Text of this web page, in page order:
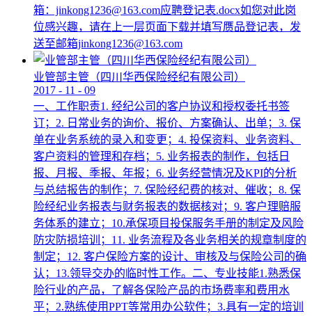
箱：jinkong1236@163.com应聘登记表.docx如您对此岗
位感兴趣，请在上一层页面下载并填写赝品登记表，发
送至邮箱jinkong1236@163.com
业管部主管（四川华西保险经纪有限公司）
2017 - 11 - 09
一、工作职责1. 经纪公司的客户协议和授权委托书签
订；2. 日常业务的询价、报价、方案确认、出单；3. 保
单在业务系统的录入和变更；4. 投保资料、业务资料、
客户资料的管理和存档；5. 业务报表的制作，包括日
报、月报、季报、年报；6. 业务经营情况及KPI的分析
与总结报告的制作；7. 保险经纪费的核对、催收；8. 保
险经纪业务报表与财务报表的数据核对；9. 客户理赔服
务体系的建立；10.承保项目投保服务手册的制定及风险
防灾防损培训；11. 业务流程及各业务相关的规章制度的
制定；12. 客户保险方案的设计、审核及与保险公司的确
认；13.领导交办的临时性工作。二、专业技能1.熟悉保
险行业的产品，了解各保险产品的市场费率和费用水
平；2.熟练使用PPT等常用办公软件；3.具有一定的培训